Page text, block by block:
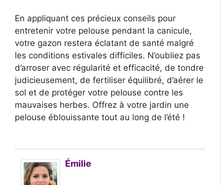
En appliquant ces précieux conseils pour
entretenir votre pelouse pendant la canicule,
votre gazon restera éclatant de santé malgré
les conditions estivales difficiles. N’oubliez pas
d’arroser avec régularité et efficacité, de tondre
judicieusement, de fertiliser équilibré, d’aérer le
sol et de protéger votre pelouse contre les
mauvaises herbes. Offrez à votre jardin une
pelouse éblouissante tout au long de l’été !
Émilie